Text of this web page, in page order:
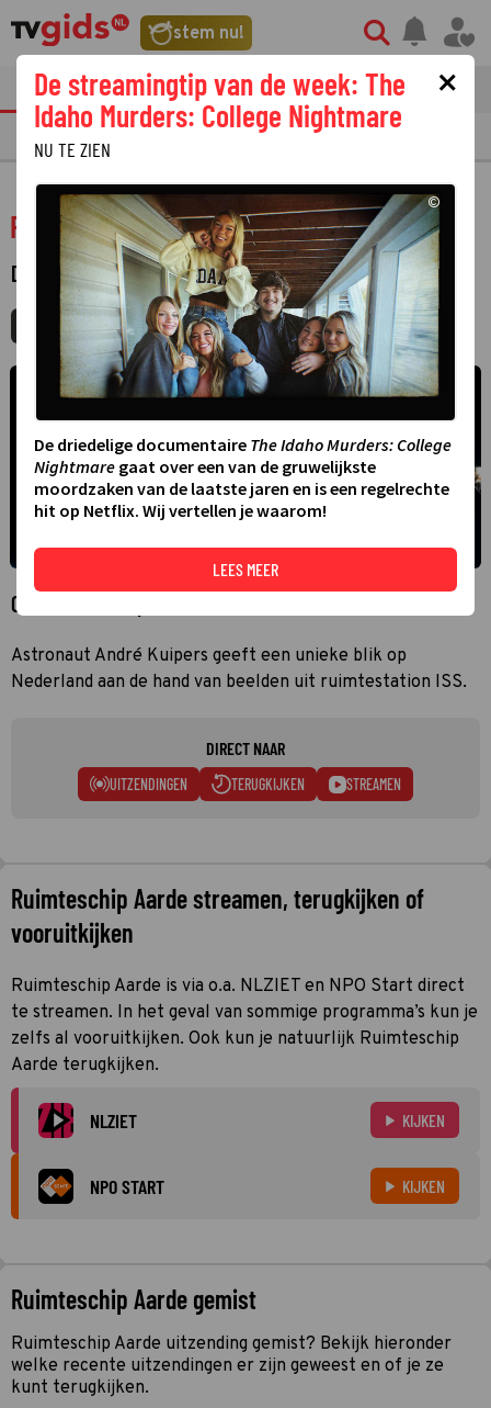
stem nu!
tvgids streaming nieuws
PRIMETIME GEMIST
Ruimteschip Aarde
DOCUMENTAIRESERIE
MIJNGIDS AGENDA DELEN
Over Ruimteschip Aarde
Astronaut André Kuipers geeft een unieke blik op
Nederland aan de hand van beelden uit ruimtestation ISS.
DIRECT NAAR
UITZENDINGEN TERUGKIJKEN STREAMEN
Ruimteschip Aarde streamen, terugkijken of
vooruitkijken
Ruimteschip Aarde is via o.a. NLZIET en NPO Start direct
te streamen. In het geval van sommige programma’s kun je
zelfs al vooruitkijken. Ook kun je natuurlijk Ruimteschip
Aarde terugkijken.
NLZIET KIJKEN
NPO START KIJKEN
Ruimteschip Aarde gemist
Ruimteschip Aarde uitzending gemist? Bekijk hieronder
welke recente uitzendingen er zijn geweest en of je ze
kunt terugkijken.
×
De streamingtip van de week: The
Idaho Murders: College Nightmare
NU TE ZIEN
©
De driedelige documentaire The Idaho Murders: College
Nightmare gaat over een van de gruwelijkste
moordzaken van de laatste jaren en is een regelrechte
hit op Netflix. Wij vertellen je waarom!
LEES MEER